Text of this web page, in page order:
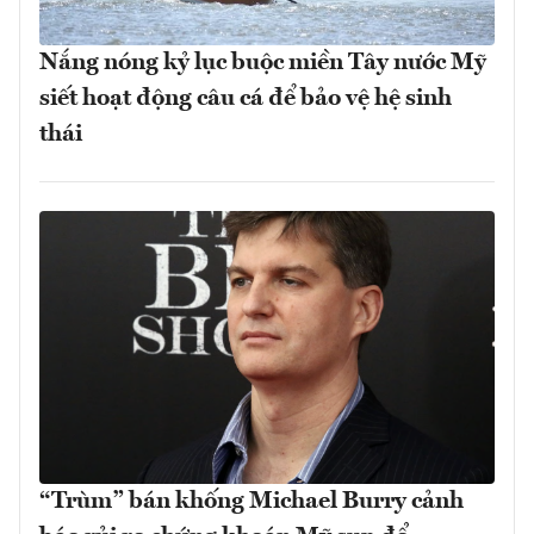
Nắng nóng kỷ lục buộc miền Tây nước Mỹ
siết hoạt động câu cá để bảo vệ hệ sinh
thái
“Trùm” bán khống Michael Burry cảnh